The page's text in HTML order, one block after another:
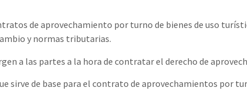
de aprovechamiento por turno de bienes de uso
y normas tributarias.
a las partes a la hora de contratar el derecho de
sirve de base para el contrato de aprovechamientos por